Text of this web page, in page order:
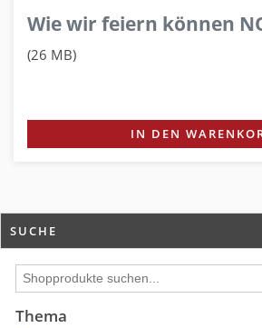
Wie wir feiern können
(26 MB)
IN DEN
SUCHE
Thema